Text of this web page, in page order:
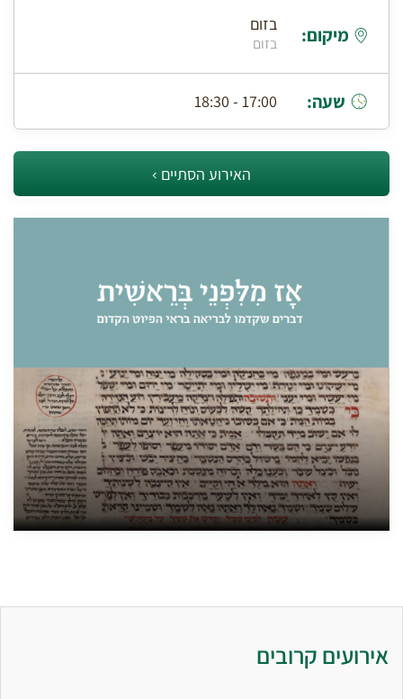
מיקום: בזום
בזום
שעה: 17:00 - 18:30
האירוע הסתיים
אירועים קרובים